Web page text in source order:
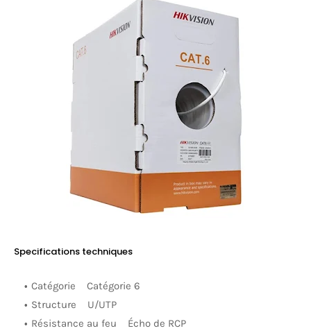
Specifications techniques
Catégorie
Catégorie 6
Structure
U/UTP
Résistance au feu
Écho de RCP